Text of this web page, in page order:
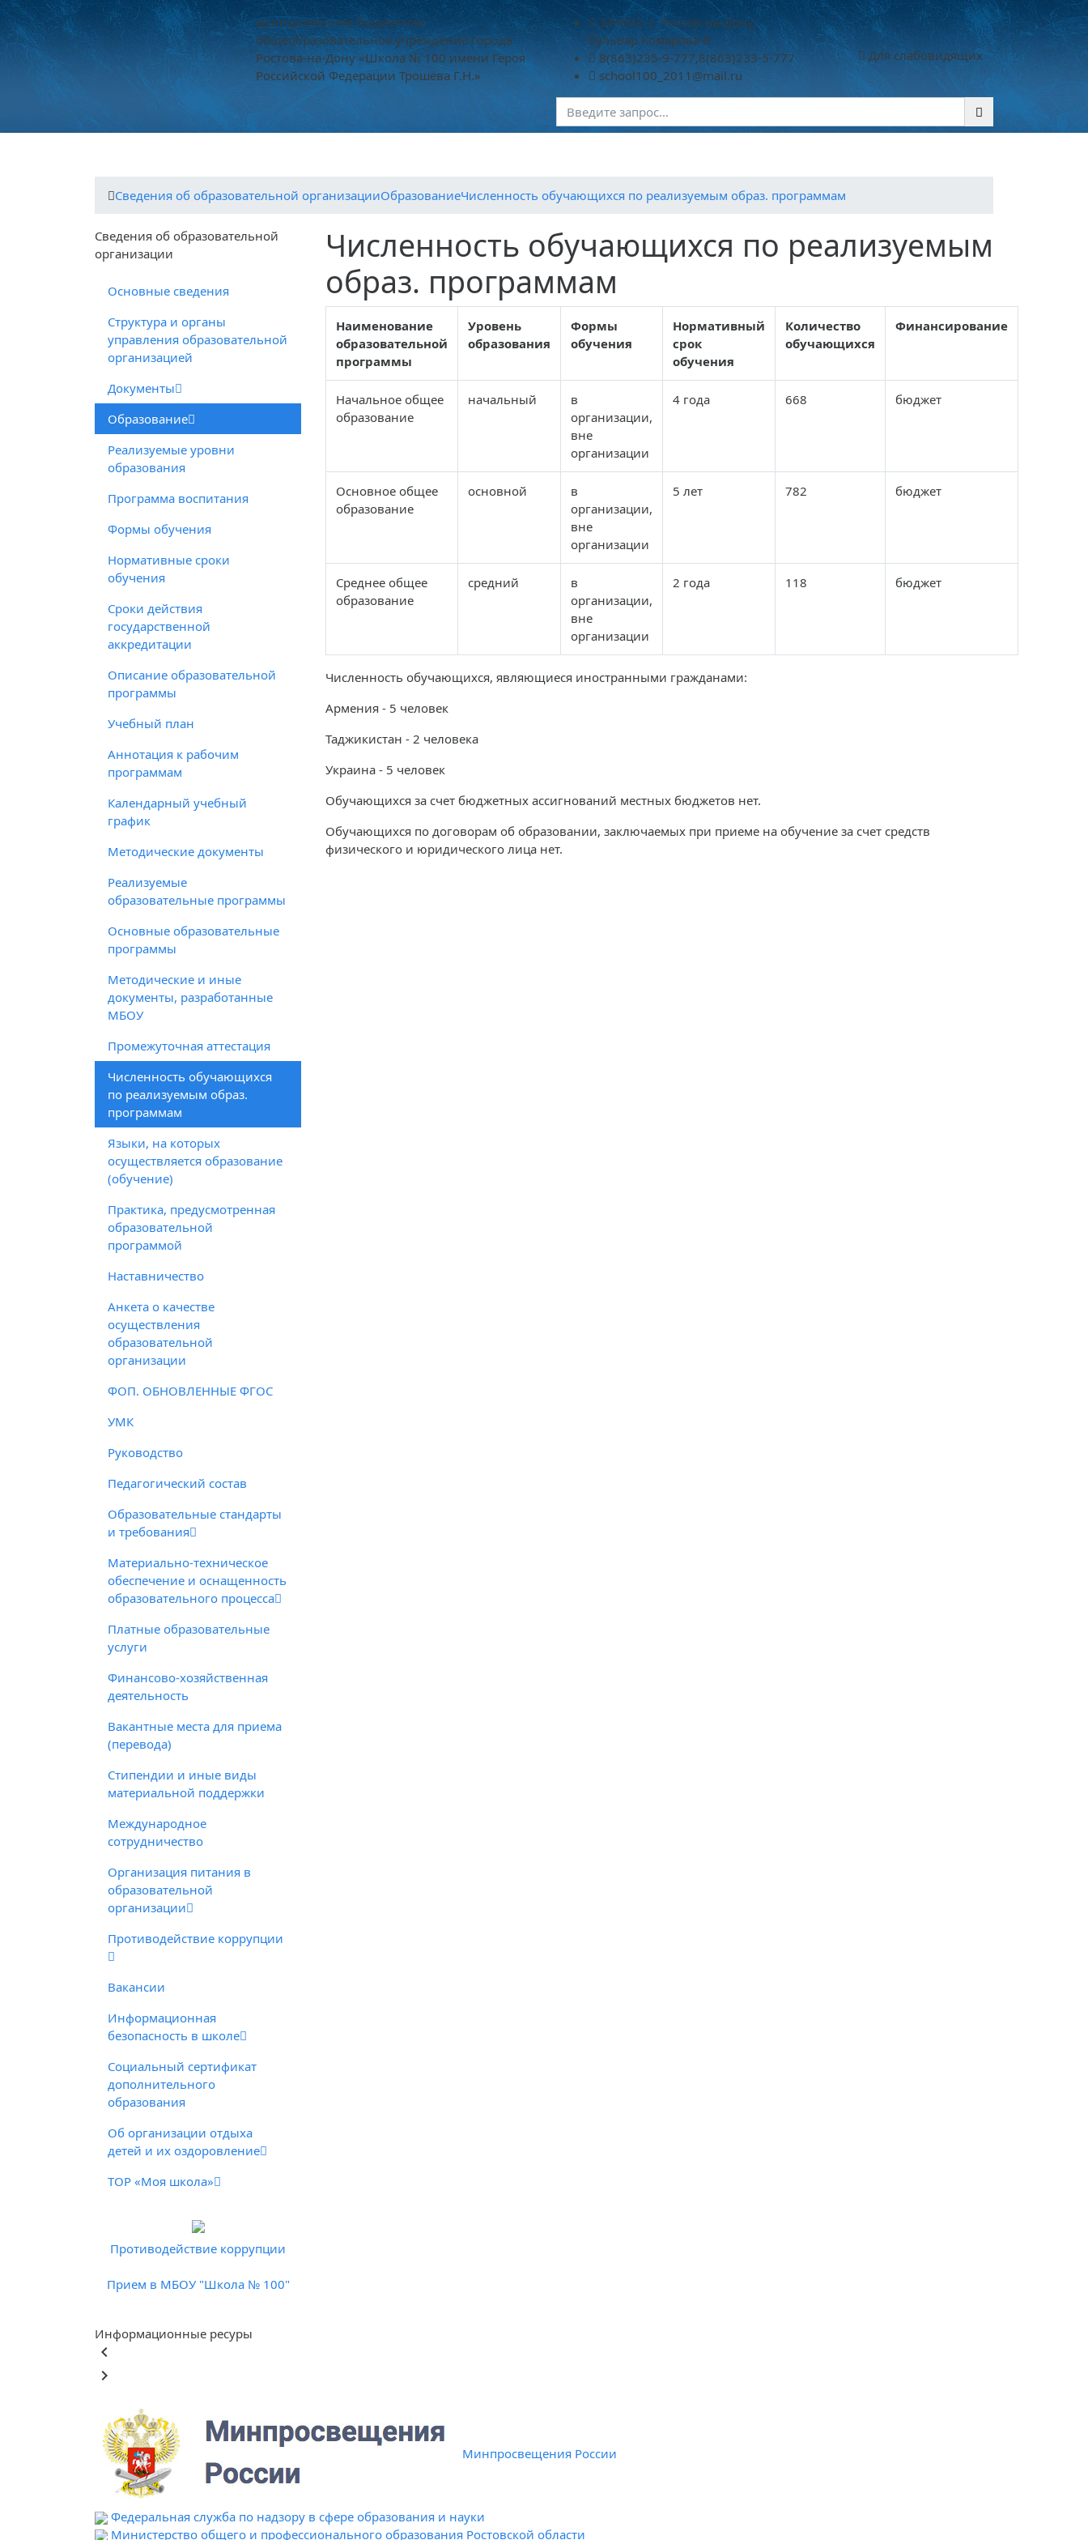
муниципальное бюджетное
общеобразовательное учреждение города
Ростова-на-Дону «Школа № 100 имени Героя
Российской Федерации Трошева Г.Н.»
344092, г. Ростов-на-Дону,
бульвар Комарова 6
8(863)235-9-777,8(863)233-5-777
school100_2011@mail.ru
Для слабовидящих
Cведения об образовательной организацииОбразованиеЧисленность обучающихся по реализуемым образ. программам
Cведения об образовательной
организации
Основные сведения
Структура и органы
управления образовательной
организацией
Документы
Образование
Реализуемые уровни
образования
Программа воспитания
Формы обучения
Нормативные сроки
обучения
Сроки действия
государственной
аккредитации
Описание образовательной
программы
Учебный план
Аннотация к рабочим
программам
Календарный учебный
график
Методические документы
Реализуемые
образовательные программы
Основные образовательные
программы
Методические и иные
документы, разработанные
МБОУ
Промежуточная аттестация
Численность обучающихся
по реализуемым образ.
программам
Языки, на которых
осуществляется образование
(обучение)
Практика, предусмотренная
образовательной
программой
Наставничество
Анкета о качестве
осуществления
образовательной
организации
ФОП. ОБНОВЛЕННЫЕ ФГОС
УМК
Руководство
Педагогический состав
Образовательные стандарты
и требования
Материально-техническое
обеспечение и оснащенность
образовательного процесса
Платные образовательные
услуги
Финансово-хозяйственная
деятельность
Вакантные места для приема
(перевода)
Стипендии и иные виды
материальной поддержки
Международное
сотрудничество
Организация питания в
образовательной
организации
Противодействие коррупции
Вакансии
Информационная
безопасность в школе
Социальный сертификат
дополнительного
образования
Об организации отдыха
детей и их оздоровление
ТОР «Моя школа»
Противодействие коррупции
Прием в МБОУ "Школа № 100"
Численность обучающихся по реализуемым
образ. программам
Наименование
образовательной
программы
Уровень
образования
Формы
обучения
Нормативный
срок
обучения
Количество
обучающихся
Финансирование
Начальное общее
образование
начальный
в
организации,
вне
организации
4 года 668 бюджет
Основное общее
образование
основной
в
организации,
вне
организации
5 лет 782 бюджет
Среднее общее
образование
средний
в
организации,
вне
организации
2 года 118 бюджет
Численность обучающихся, являющиеся иностранными гражданами:
Армения - 5 человек
Таджикистан - 2 человека
Украина - 5 человек
Обучающихся за счет бюджетных ассигнований местных бюджетов нет.
Обучающихся по договорам об образовании, заключаемых при приеме на обучение за счет средств
физического и юридического лица нет.
Информационные ресуры
keyboard_arrow_left
keyboard_arrow_right
Минпросвещения России
Федеральная служба по надзору в сфере образования и науки
Министерство общего и профессионального образования Ростовской области